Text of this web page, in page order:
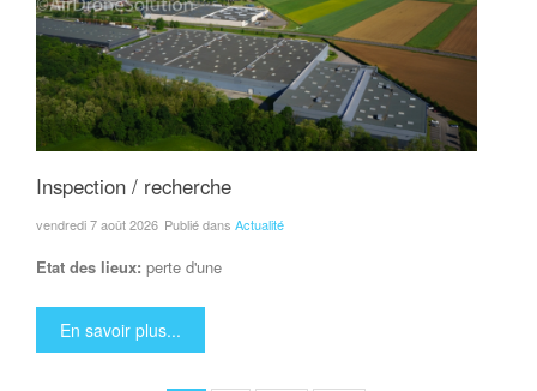
Inspection / recherche
vendredi 7 août 2026 Publié dans Actualité
Etat des lieux: perte d'une
En savoir plus...